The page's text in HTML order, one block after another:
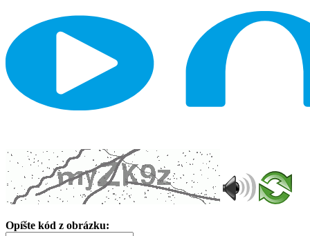
Opíšte kód z obrázku: